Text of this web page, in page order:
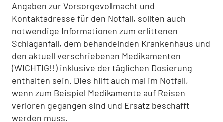
Angaben zur Vorsorgevollmacht und
Kontaktadresse für den Notfall, sollten auch
notwendige Informationen zum erlittenen
Schlaganfall, dem behandelnden Krankenhaus und
den aktuell verschriebenen Medikamenten
(WICHTIG!!) inklusive der täglichen Dosierung
enthalten sein. Dies hilft auch mal im Notfall,
wenn zum Beispiel Medikamente auf Reisen
verloren gegangen sind und Ersatz beschafft
werden muss.